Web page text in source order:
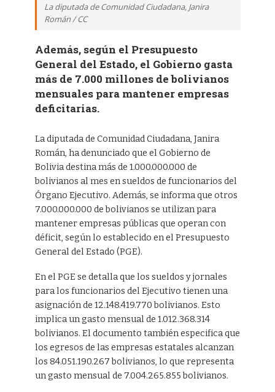
La diputada de Comunidad Ciudadana, Janira
Román / CC
Además, según el Presupuesto
General del Estado, el Gobierno gasta
más de 7.000 millones de bolivianos
mensuales para mantener empresas
deficitarias.
La diputada de Comunidad Ciudadana, Janira
Román, ha denunciado que el Gobierno de
Bolivia destina más de 1.000.000.000 de
bolivianos al mes en sueldos de funcionarios del
Órgano Ejecutivo. Además, se informa que otros
7.000.000.000 de bolivianos se utilizan para
mantener empresas públicas que operan con
déficit, según lo establecido en el Presupuesto
General del Estado (PGE).
En el PGE se detalla que los sueldos y jornales
para los funcionarios del Ejecutivo tienen una
asignación de 12.148.419.770 bolivianos. Esto
implica un gasto mensual de 1.012.368.314
bolivianos. El documento también especifica que
los egresos de las empresas estatales alcanzan
los 84.051.190.267 bolivianos, lo que representa
un gasto mensual de 7.004.265.855 bolivianos.